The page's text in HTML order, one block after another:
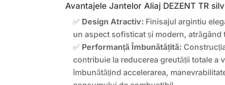
Avantajele Jantelor Aliaj DEZENT TR
✅ Design Atractiv: Finisajul argintiu
un aspect sofisticat și modern, atrăgând
✅ Performanță Îmbunătățită:
contribuie la reducerea greutății totale a
îmbunătățind accelerarea,